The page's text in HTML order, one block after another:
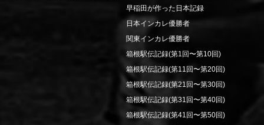
早稲田が作った日本記録
日本インカレ優勝者
関東インカレ優勝者
箱根駅伝記録(第1回〜第10回)
箱根駅伝記録(第11回〜第20回)
箱根駅伝記録(第21回〜第30回)
箱根駅伝記録(第31回〜第40回)
箱根駅伝記録(第41回〜第50回)